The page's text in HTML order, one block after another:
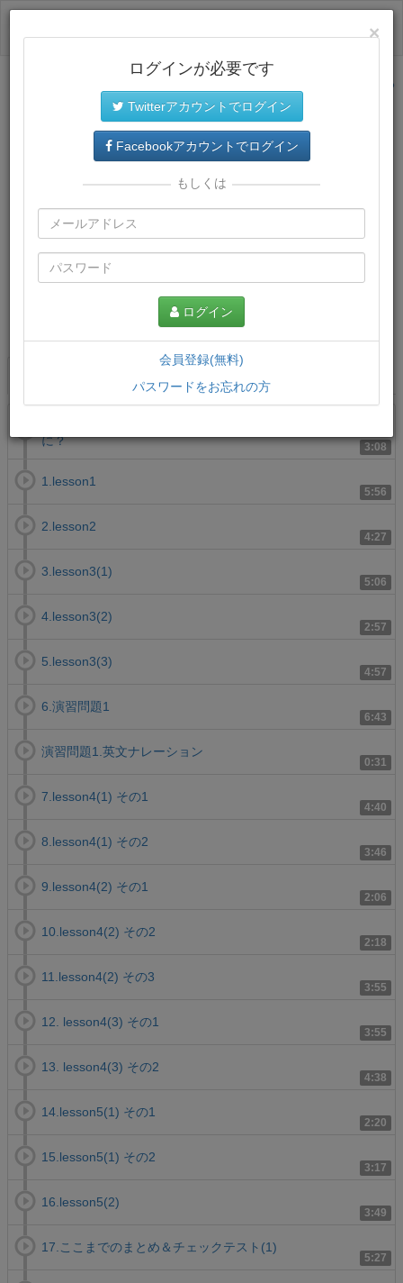
サイトトップに戻る
3:08
に？
5:56
1.lesson1
4:27
2.lesson2
5:06
3.lesson3(1)
2:57
4.lesson3(2)
4:57
5.lesson3(3)
6:43
6.演習問題1
0:31
演習問題1.英文ナレーション
4:40
7.lesson4(1) その1
3:46
8.lesson4(1) その2
2:06
9.lesson4(2) その1
2:18
10.lesson4(2) その2
3:55
11.lesson4(2) その3
3:55
12. lesson4(3) その1
4:38
13. lesson4(3) その2
2:20
14.lesson5(1) その1
3:17
15.lesson5(1) その2
3:49
16.lesson5(2)
5:27
17.ここまでのまとめ＆チェックテスト(1)
×
ログインが必要です
Twitterアカウントでログイン
Facebookアカウントでログイン
もしくは
ログイン
会員登録(無料)
パスワードをお忘れの方